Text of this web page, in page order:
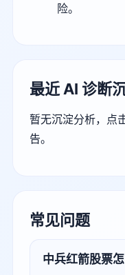
险。
最近 AI 诊断
暂无沉淀分析，点
告。
常见问题
中兵红箭股票怎